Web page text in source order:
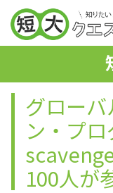
グロー
ン・プ
100人が